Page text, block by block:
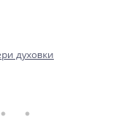
духовки